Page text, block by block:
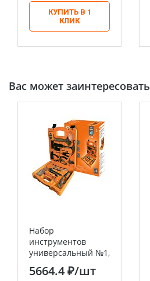
КУПИТЬ В 1
КЛИК
Вас может заинтересовать
Набор
инструментов
универсальный №1,
21 позиция, CR-V
сталь "Алмаз" TDM
5664.4 ₽/шт